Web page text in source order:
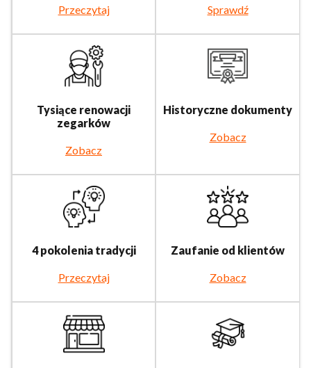
Przeczytaj Sprawdź
Tysiące renowacji
zegarków
Zobacz
Historyczne dokumenty
Zobacz
4 pokolenia tradycji
Przeczytaj
Zaufanie od klientów
Zobacz